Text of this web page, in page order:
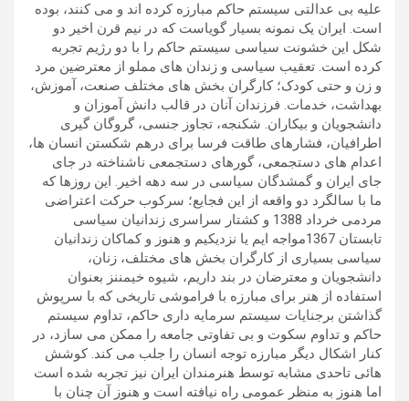
علیه بی عدالتی سیستم حاکم مبارزه کرده اند و می کنند، بوده
است. ایران یک نمونه بسیار گویاست که در نیم قرن اخیر دو
شکل این خشونت سیاسی سیستم حاکم را با دو رژیم تجربه
کرده است. تعقیب سیاسی و زندان های مملو از معترضین مرد
و زن و حتی کودک؛ کارگران بخش های مختلف صنعت، آموزش،
بهداشت، خدمات. فرزندان آنان در قالب دانش آموزان و
دانشجویان و بیکاران. شکنجه، تجاوز جنسی، گروگان گیری
اطرافیان، فشارهای طاقت فرسا برای درهم شکستن انسان ها،
اعدام های دستجمعی، گورهای دستجمعی ناشناخته در جای
جای ایران و گمشدگان سیاسی در سه دهه اخیر. این روزها که
ما با سالگرد دو واقعه از این فجایع؛ سرکوب حرکت اعتراضی
مردمی خرداد 1388 و کشتار سراسری زندانیان سیاسی
تابستان 1367مواجه ایم یا نزدیکیم و هنوز و کماکان زندانیان
سیاسی بسیاری از کارگران بخش های مختلف، زنان،
دانشجویان و معترضان در بند داریم، شیوه خیمننز بعنوان
استفاده از هنر برای مبارزه با فراموشی تاریخی که با سرپوش
گذاشتن برجنایات سیستم سرمایه داری حاکم، تداوم سیستم
حاکم و تداوم سکوت و بی تفاوتی جامعه را ممکن می سازد، در
کنار اشکال دیگر مبارزه توجه انسان را جلب می کند. کوشش
هائی تاحدی مشابه توسط هنرمندان ایران نیز تجربه شده است
اما هنوز به منظر عمومی راه نیافته است و هنوز آن چنان با